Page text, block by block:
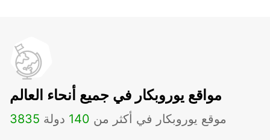
مواقع يوروبكار في جميع أنحاء العالم
3835 موقع يوروبكار في أكثر من 140 دولة